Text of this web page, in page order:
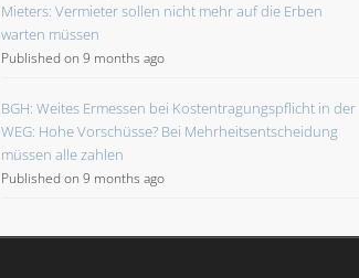
Mieters: Vermieter sollen nicht mehr auf die Erben
warten müssen
Published on 9 months ago
BGH: Weites Ermessen bei Kostentragungspflicht in der
WEG: Hohe Vorschüsse? Bei Mehrheitsentscheidung
müssen alle zahlen
Published on 9 months ago